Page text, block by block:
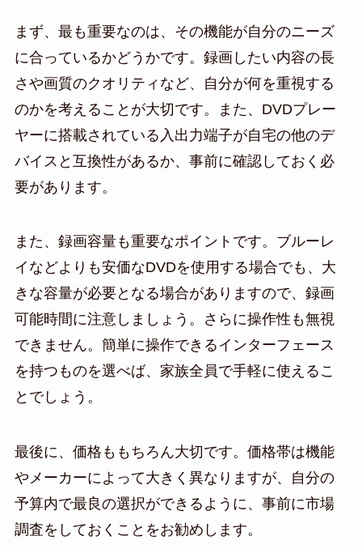
まず、最も重要なのは、その機能が自分のニーズ
に合っているかどうかです。録画したい内容の長
さや画質のクオリティなど、自分が何を重視する
のかを考えることが大切です。また、DVDプレー
ヤーに搭載されている入出力端子が自宅の他のデ
バイスと互換性があるか、事前に確認しておく必
要があります。
また、録画容量も重要なポイントです。ブルーレ
イなどよりも安価なDVDを使用する場合でも、大
きな容量が必要となる場合がありますので、録画
可能時間に注意しましょう。さらに操作性も無視
できません。簡単に操作できるインターフェース
を持つものを選べば、家族全員で手軽に使えるこ
とでしょう。
最後に、価格ももちろん大切です。価格帯は機能
やメーカーによって大きく異なりますが、自分の
予算内で最良の選択ができるように、事前に市場
調査をしておくことをお勧めします。